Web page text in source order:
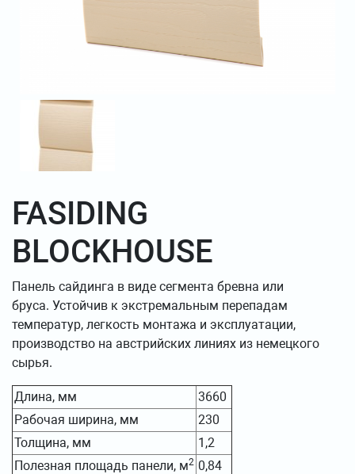
FASIDING
BLOCKHOUSE
Панель сайдинга в виде сегмента бревна или
бруса. Устойчив к экстремальным перепадам
температур, легкость монтажа и эксплуатации,
производство на австрийских линиях из немецкого
сырья.
Длина, мм
3660
Рабочая ширина, мм
230
Толщина, мм
1,2
Полезная площадь панели, м2 0,84